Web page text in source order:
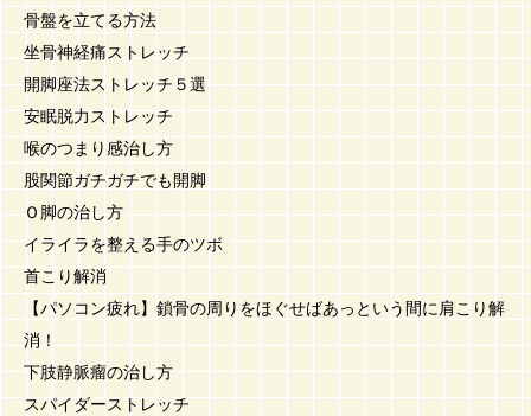
骨盤を立てる方法
坐骨神経痛ストレッチ
開脚座法ストレッチ５選
安眠脱力ストレッチ
喉のつまり感治し方
股関節ガチガチでも開脚
Ｏ脚の治し方
イライラを整える手のツボ
首こり解消
【パソコン疲れ】鎖骨の周りをほぐせばあっという間に肩こり解
消！
下肢静脈瘤の治し方
スパイダーストレッチ